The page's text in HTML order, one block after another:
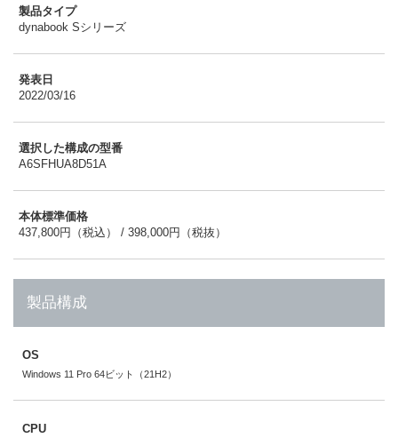
製品タイプ
dynabook Sシリーズ
発表日
2022/03/16
選択した構成の型番
A6SFHUA8D51A
本体標準価格
437,800円（税込） / 398,000円（税抜）
製品構成
OS
Windows 11 Pro 64ビット（21H2）
CPU